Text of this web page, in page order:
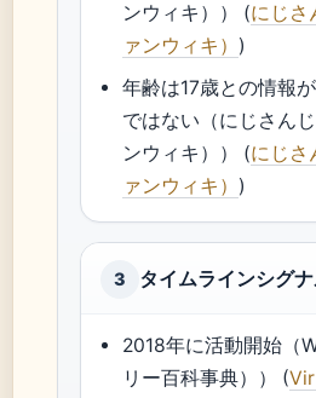
ンウィキ）） (にじさ
ァンウィキ） )
年齢は17歳との情報
ではない（にじさん
ンウィキ）） (にじさ
ァンウィキ） )
3 タイムラインシグ
2018年に活動開始（
リー百科事典）） (